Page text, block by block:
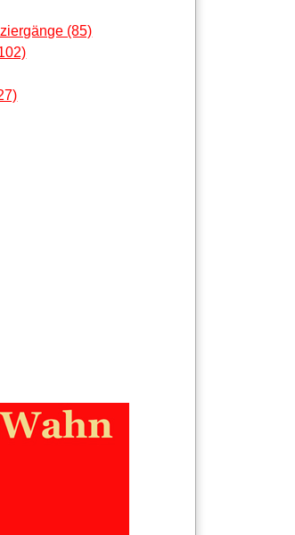
(85)